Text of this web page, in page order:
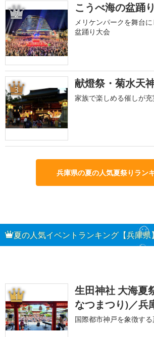
2 こうべ海の盆踊
メリケンパークを舞台
盆踊り大会
3 献燈祭・菊水天
家族で楽しめる催しが充
兵庫県の夏の人気夏祭りラン
夏の人気イベントランキング【兵庫県】
1
生田神社 大海夏
なつまつり)／兵
国際都市神戸を象徴する